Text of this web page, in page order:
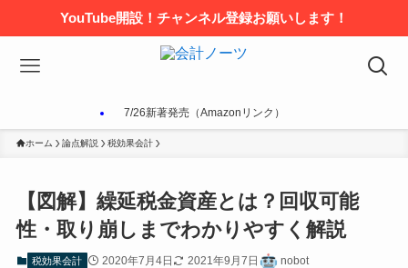
YouTube開設！チャンネル登録お願いします！
7/26新著発売（Amazonリンク）
ホーム 論点解説 税効果会計
【図解】繰延税金資産とは？回収可能
性・取り崩しまでわかりやすく解説
税効果会計 2020年7月4日 2021年9月7日 nobot